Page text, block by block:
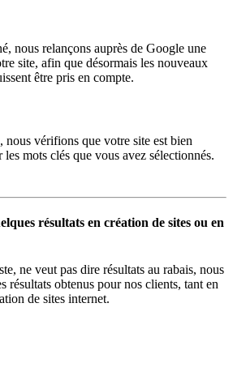
nous relançons auprès de Google une
site, afin que désormais les nouveaux
être pris en compte.
nous vérifions que votre site est bien
mots clés que vous avez sélectionnés.
résultats en création de sites ou en
ne veut pas dire résultats au rabais, nous
résultats obtenus pour nos clients, tant en
de sites internet.